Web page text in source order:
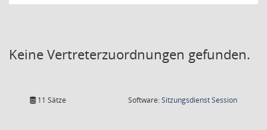
Keine Vertreterzuordnungen gefunden.
11 Sätze Software:SitzungsdienstSession(Wird in